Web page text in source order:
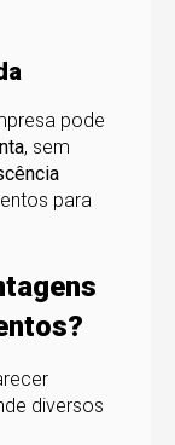
pode
, sem
para
diversos